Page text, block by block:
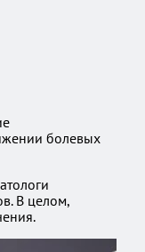
болевых
В целом,